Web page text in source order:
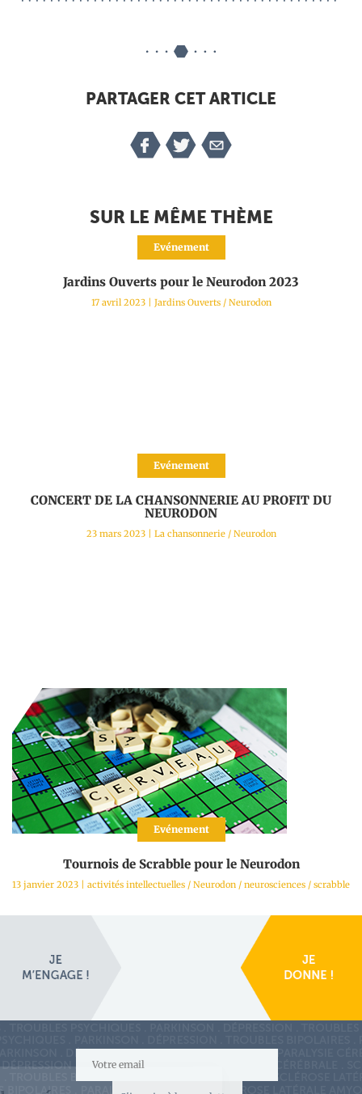
PARTAGER CET ARTICLE
SUR LE MÊME THÈME
Evénement
Jardins Ouverts pour le Neurodon 2023
17 avril 2023| Jardins Ouverts/ Neurodon
Evénement
CONCERT DE LA CHANSONNERIE AU PROFIT DU
NEURODON
23 mars 2023| La chansonnerie/ Neurodon
Evénement
Tournois de Scrabble pour le Neurodon
13 janvier 2023 activités intellectuelles / Neurodon / neurosciences / scrabble